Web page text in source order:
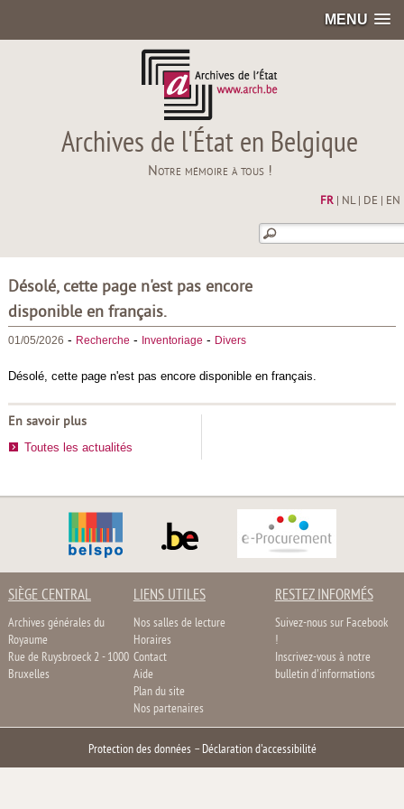
MENU
Archives de l'État en Belgique
Notre mémoire à tous !
FR| NL| DE EN
Désolé, cette page n'est pas encore
disponible en français.
01/05/2026 - Recherche - Inventoriage - Divers
Désolé, cette page n'est pas encore disponible en français.
En savoir plus
Toutes les actualités
SIÈGE CENTRAL
Archives générales du
Royaume
Rue de Ruysbroeck 2 - 1000
Bruxelles
LIENS UTILES
Nos salles de lecture
Horaires
Contact
Aide
Plan du site
Nos partenaires
RESTEZ INFORMÉS
Suivez-nous sur Facebook
!
Inscrivez-vous à notre
bulletin d'informations
Protection des données– Déclaration d'accessibilité